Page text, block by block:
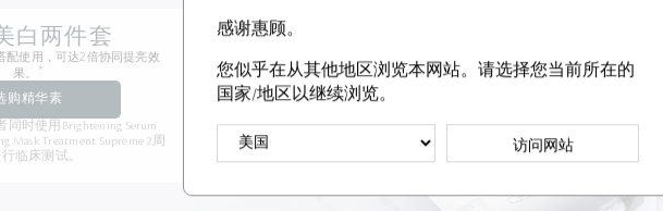
白两件套
配使用，可达2倍协同提亮效
果。
*
购精华素
同时使用Brightening Serum
Mask Treatment Supreme 2周
行临床测试。
感谢惠顾。
您似乎在从其他地区浏览本网站。请选择您当前所在的
国家/地区以继续浏览。
访问网站